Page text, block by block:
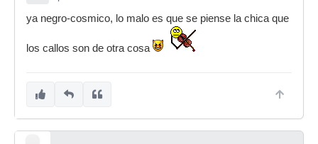
ya negro-cosmico, lo malo es que se piense la chica que
los callos son de otra cosa